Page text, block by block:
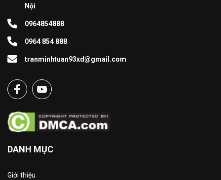
Nội
0964854888
0964 854 888
tranminhtuan93xd@gmail.com
DANH MỤC
Giới thiệu